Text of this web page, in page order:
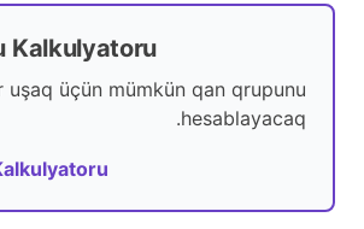
Kalkulyatoru
uşaq üçün mümkün qan qrupunu
hesablayacaq.